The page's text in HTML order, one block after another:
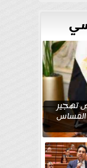
تهجير
المساس